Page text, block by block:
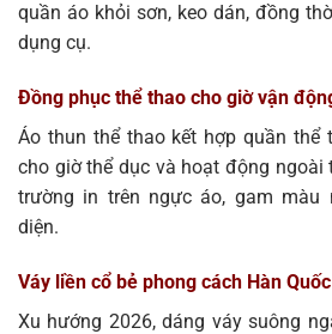
quần áo khỏi sơn, keo dán, đồng
dụng cụ.
Đồng phục thể thao cho giờ vận
Áo thun thể thao kết hợp quần thể
cho giờ thể dục và hoạt động ngoài
trường in trên ngực áo, gam màu
diện.
Váy liền cổ bẻ phong cách Hàn Quốc
Xu hướng 2026, dáng váy suông